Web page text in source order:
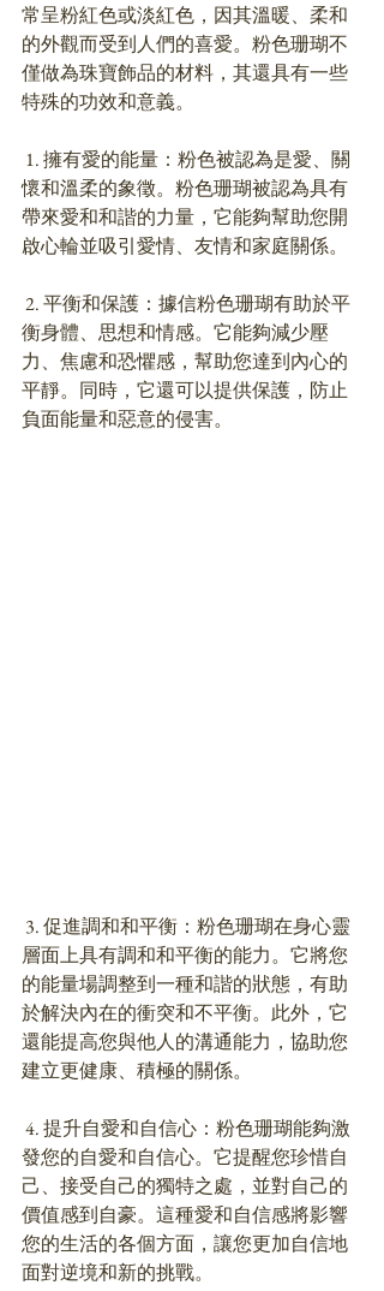
常呈粉紅色或淡紅色，因其溫暖、柔和
的外觀而受到人們的喜愛。粉色珊瑚不
僅做為珠寶飾品的材料，其還具有一些
特殊的功效和意義。
懷和溫柔的象徵。粉色珊瑚被認為具有
帶來愛和和諧的力量，它能夠幫助您開
啟心輪並吸引愛情、友情和家庭關係。
衡身體、思想和情感。它能夠減少壓
力、焦慮和恐懼感，幫助您達到內心的
平靜。同時，它還可以提供保護，防止
負面能量和惡意的侵害。
層面上具有調和和平衡的能力。它將您
的能量場調整到一種和諧的狀態，有助
於解決內在的衝突和不平衡。此外，它
還能提高您與他人的溝通能力，協助您
建立更健康、積極的關係。
發您的自愛和自信心。它提醒您珍惜自
己、接受自己的獨特之處，並對自己的
價值感到自豪。這種愛和自信感將影響
您的生活的各個方面，讓您更加自信地
面對逆境和新的挑戰。